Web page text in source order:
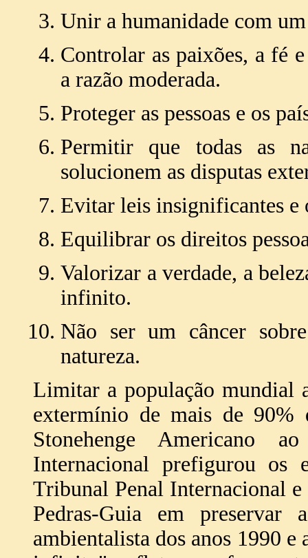
Unir a humanidade com
Controlar as paixões, a fé
a razão moderada.
Proteger as pessoas e os
Permitir que todas as
solucionem as disputas
Evitar leis insignificantes e
Equilibrar os direitos
Valorizar a verdade, a
infinito.
Não ser um câncer
natureza.
Limitar a população mundial
extermínio de mais de 90%
Stonehenge Americano
Internacional prefigurou os
Tribunal Penal Internacional
Pedras-Guia em preservar
ambientalista dos anos 1990